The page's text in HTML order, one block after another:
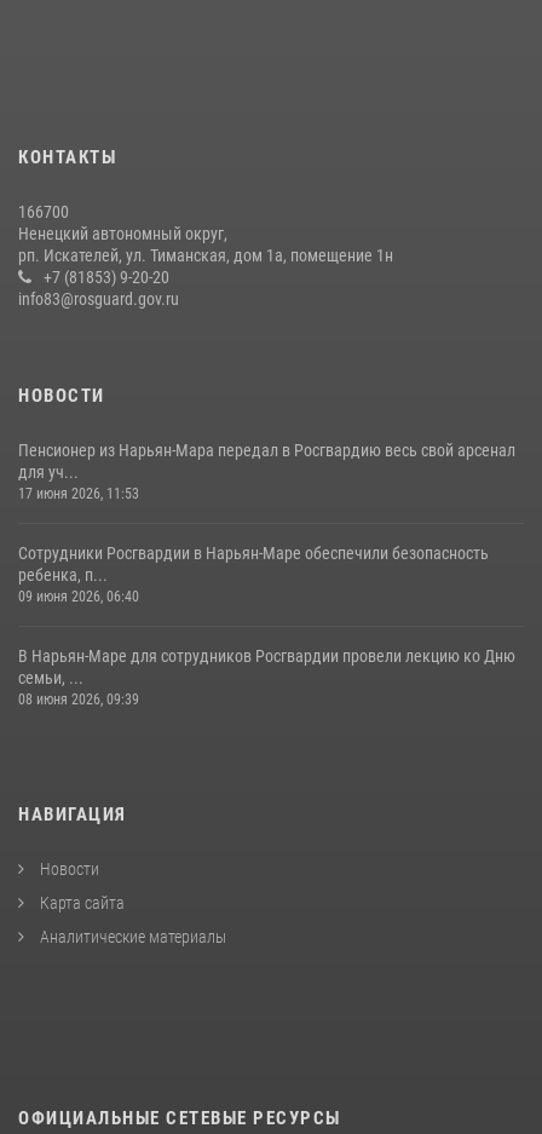
КОНТАКТЫ
166700
Ненецкий автономный округ,
рп. Искателей, ул. Тиманская, дом 1а, помещение 1н
+7 (81853) 9-20-20
info83@rosguard.gov.ru
НОВОСТИ
Пенсионер из Нарьян-Мара передал в Росгвардию весь свой арсенал
для уч...
17 июня 2026, 11:53
Сотрудники Росгвардии в Нарьян-Маре обеспечили безопасность
ребенка, п...
09 июня 2026, 06:40
В Нарьян-Маре для сотрудников Росгвардии провели лекцию ко Дню
семьи, ...
08 июня 2026, 09:39
НАВИГАЦИЯ
Новости
Карта сайта
Аналитические материалы
ОФИЦИАЛЬНЫЕ СЕТЕВЫЕ РЕСУРСЫ